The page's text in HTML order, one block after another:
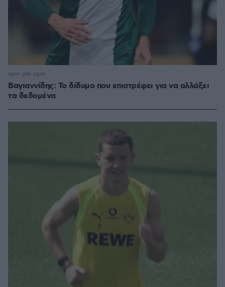
Βαγιαννίδης: Το δίδυμο που επιστρέφει για να αλλάξει
τα δεδομένα
πριν μία ώρα